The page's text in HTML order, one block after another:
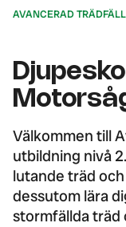
AVANCERAD
Välkommen till
utbildning nivå
lutande träd
dessutom lära
stormfällda träd